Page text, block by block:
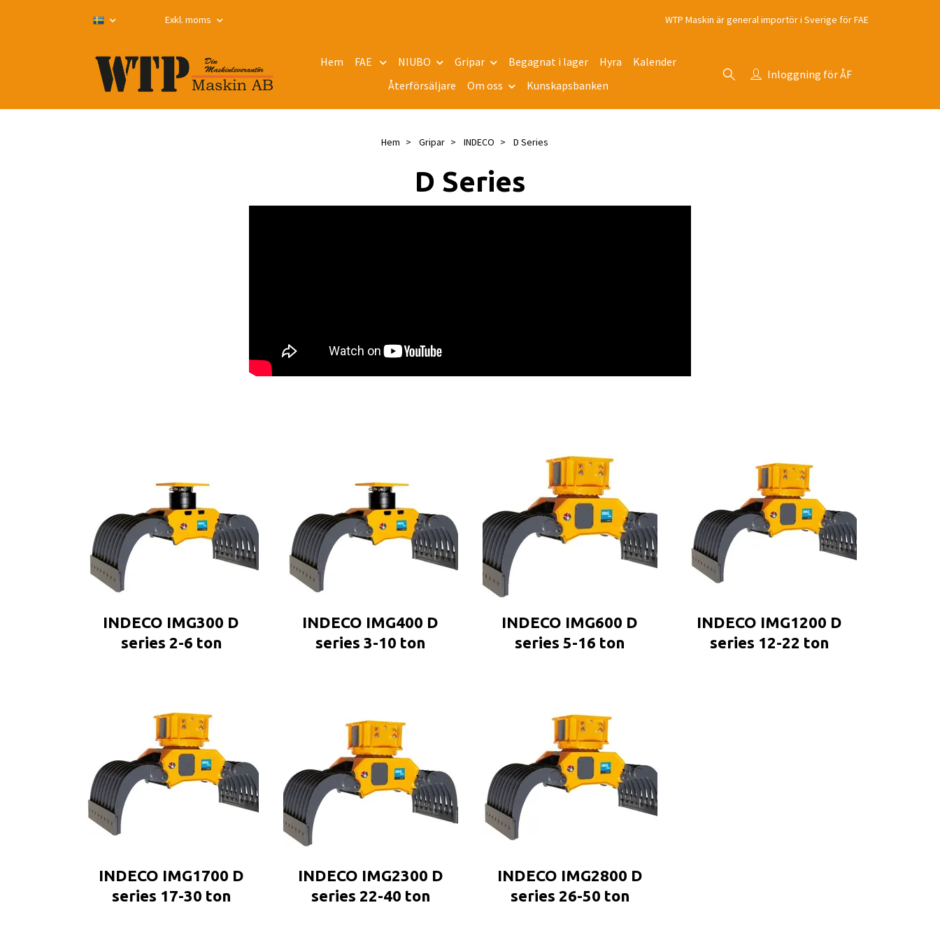
Exkl. moms WTP Maskin är general importör i Sverige för FAE
Hem FAE NIUBO Gripar Begagnat i lager Hyra
Kalender
Återförsäljare
Om oss Kunskapsbanken
Inloggning för ÅF
Hem Gripar INDECO D Series
D Series
INDECO IMG300 D
series 2-6 ton
INDECO IMG400 D
series 3-10 ton
INDECO IMG600 D
series 5-16 ton
INDECO IMG1200 D
series 12-22 ton
INDECO IMG1700 D
series 17-30 ton
INDECO IMG2300 D
series 22-40 ton
INDECO IMG2800 D
series 26-50 ton